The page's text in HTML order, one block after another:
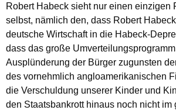
Robert Habeck sieht nur einen einzigen
selbst, nämlich den, dass Robert
deutsche Wirtschaft in die Habeck-
dass das große
Ausplünderung der Bürger zugunsten
des vornehmlich angloamerikanischen
die Verschuldung unserer Kinder und
den Staatsbankrott hinaus noch nicht im